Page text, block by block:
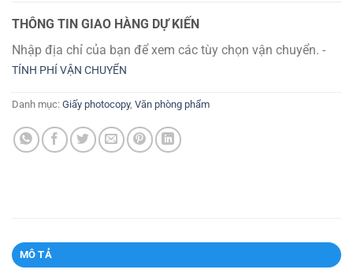
THÔNG TIN GIAO HÀNG DỰ KIẾN
Nhập địa chỉ của bạn để xem các tùy chọn vận chuyển. -
TÍNH PHÍ VẬN CHUYỂN
Danh mục: Giấy photocopy, Văn phòng phẩm
MÔ TẢ